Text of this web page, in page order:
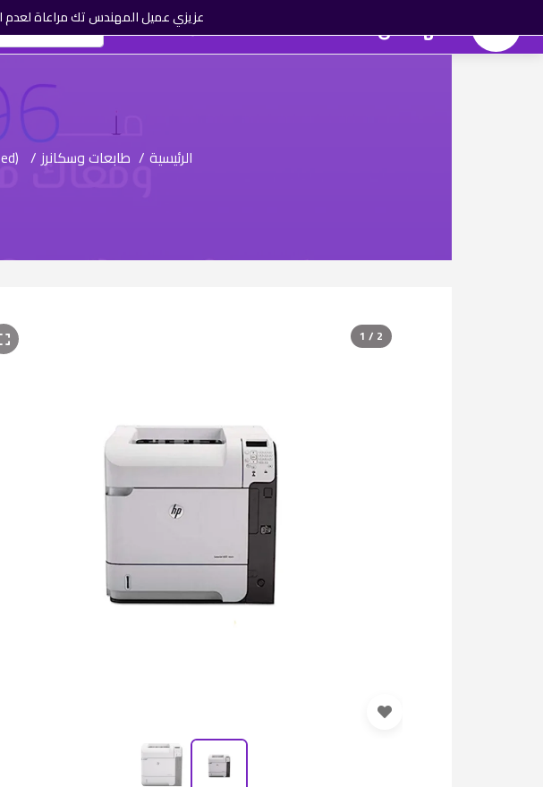
عزيزي عميل المهندس تك مراعاة لعدم المهندس تك العروض
الرئيسية / طابعات وسكانرز /
(used) HP LaserJet Enterprise 600 Printer M602 series
1 / 2